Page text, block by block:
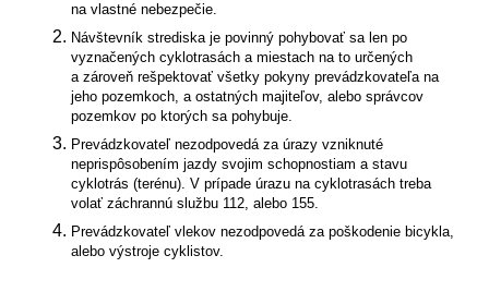
na vlastné nebezpečie.
Návštevník strediska je povinný pohybovať sa len po
vyznačených cyklotrasách a miestach na to určených
a zároveň rešpektovať všetky pokyny prevádzkovateľa na
jeho pozemkoch, a ostatných majiteľov, alebo správcov
pozemkov po ktorých sa pohybuje.
Prevádzkovateľ nezodpovedá za úrazy vzniknuté
neprispôsobením jazdy svojim schopnostiam a stavu
cyklotrás (terénu). V prípade úrazu na cyklotrasách treba
volať záchrannú službu 112, alebo 155.
Prevádzkovateľ vlekov nezodpovedá za poškodenie bicykla,
alebo výstroje cyklistov.